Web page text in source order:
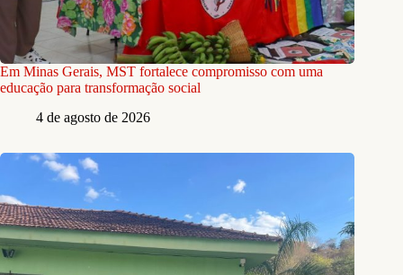
Em Minas Gerais, MST fortalece compromisso com uma
educação para transformação social
4 de agosto de 2026